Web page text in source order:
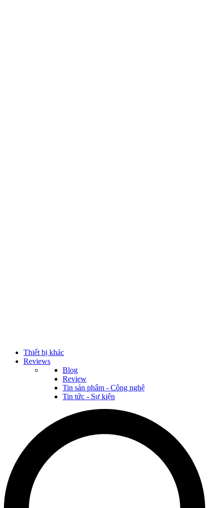
Thiết bị khác
Reviews
Blog
Review
Tin sản phẩm - Công nghệ
Tin tức - Sự kiện